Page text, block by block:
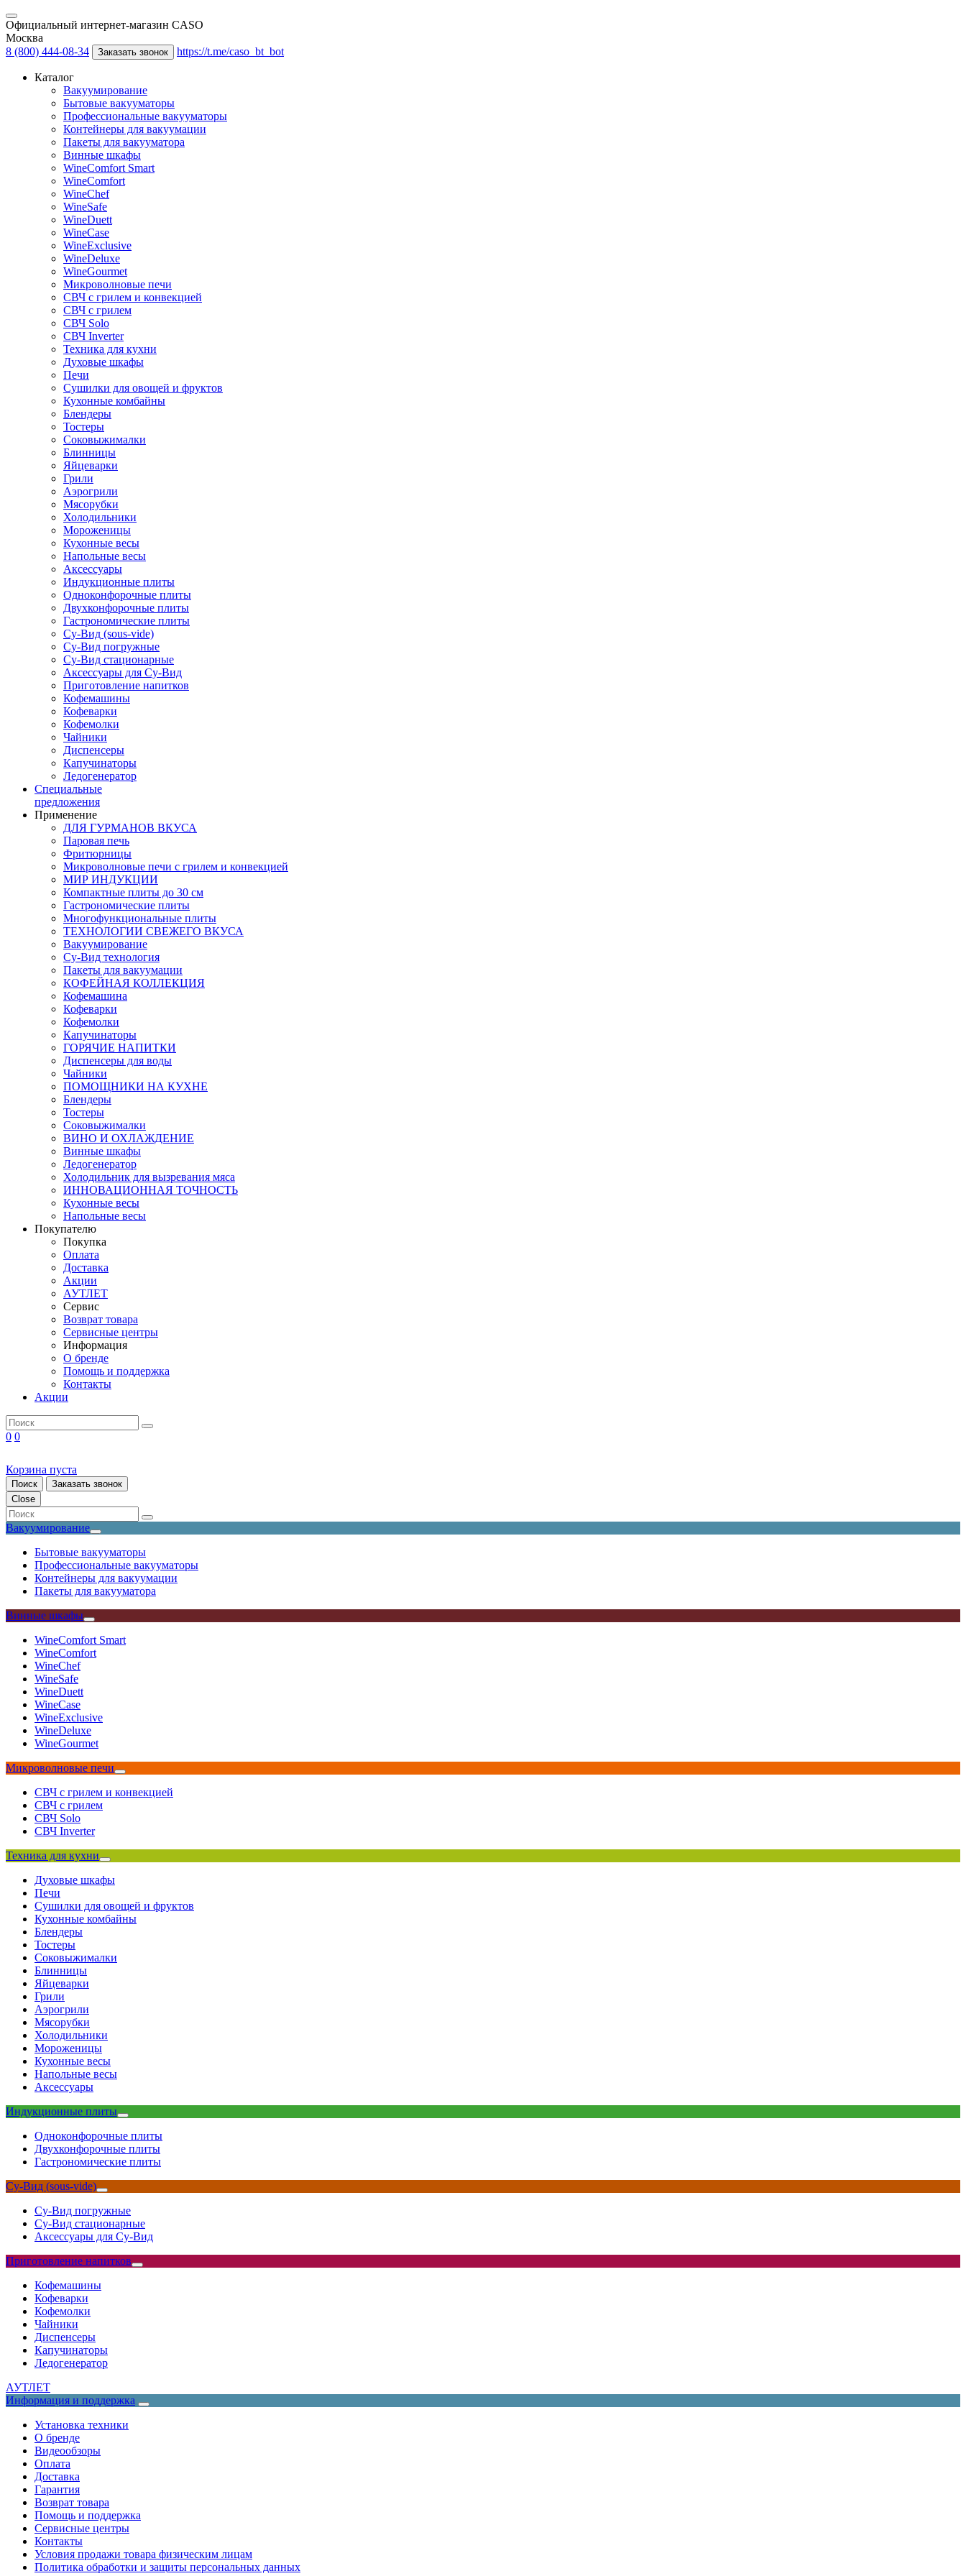
Официальный интернет-магазин CASO
Москва
8 (800) 444-08-34
Заказать звонок https://t.me/caso_bt_bot
Каталог
Вакуумирование
Бытовые вакууматоры
Профессиональные вакууматоры
Контейнеры для вакуумации
Пакеты для вакууматора
Винные шкафы
WineComfort Smart
WineComfort
WineChef
WineSafe
WineDuett
WineCase
WineExclusive
WineDeluxe
WineGourmet
Микроволновые печи
СВЧ с грилем и конвекцией
СВЧ с грилем
СВЧ Solo
СВЧ Inverter
Техника для кухни
Духовые шкафы
Печи
Сушилки для овощей и фруктов
Кухонные комбайны
Блендеры
Тостеры
Соковыжималки
Блинницы
Яйцеварки
Грили
Аэрогрили
Мясорубки
Холодильники
Мороженицы
Кухонные весы
Напольные весы
Аксессуары
Индукционные плиты
Одноконфорочные плиты
Двухконфорочные плиты
Гастрономические плиты
Су-Вид (sous-vide)
Су-Вид погружные
Су-Вид стационарные
Аксессуары для Су-Вид
Приготовление напитков
Кофемашины
Кофеварки
Кофемолки
Чайники
Диспенсеры
Капучинаторы
Ледогенератор
Специальные
предложения
Применение
ДЛЯ ГУРМАНОВ ВКУСА
Паровая печь
Фритюрницы
Микроволновые печи с грилем и конвекцией
МИР ИНДУКЦИИ
Компактные плиты до 30 см
Гастрономические плиты
Многофункциональные плиты
ТЕХНОЛОГИИ СВЕЖЕГО ВКУСА
Вакуумирование
Су-Вид технология
Пакеты для вакуумации
КОФЕЙНАЯ КОЛЛЕКЦИЯ
Кофемашина
Кофеварки
Кофемолки
Капучинаторы
ГОРЯЧИЕ НАПИТКИ
Диспенсеры для воды
Чайники
ПОМОЩНИКИ НА КУХНЕ
Блендеры
Тостеры
Соковыжималки
ВИНО И ОХЛАЖДЕНИЕ
Винные шкафы
Ледогенератор
Холодильник для вызревания мяса
ИННОВАЦИОННАЯ ТОЧНОСТЬ
Кухонные весы
Напольные весы
Покупателю
Покупка
Оплата
Доставка
Акции
АУТЛЕТ
Сервис
Возврат товара
Сервисные центры
Информация
О бренде
Помощь и поддержка
Контакты
Акции
0 0
Корзина пуста
Поиск
Заказать звонок
Close
Вакуумирование
Бытовые вакууматоры
Профессиональные вакууматоры
Контейнеры для вакуумации
Пакеты для вакууматора
Винные шкафы
WineComfort Smart
WineComfort
WineChef
WineSafe
WineDuett
WineCase
WineExclusive
WineDeluxe
WineGourmet
Микроволновые печи
СВЧ с грилем и конвекцией
СВЧ с грилем
СВЧ Solo
СВЧ Inverter
Техника для кухни
Духовые шкафы
Печи
Сушилки для овощей и фруктов
Кухонные комбайны
Блендеры
Тостеры
Соковыжималки
Блинницы
Яйцеварки
Грили
Аэрогрили
Мясорубки
Холодильники
Мороженицы
Кухонные весы
Напольные весы
Аксессуары
Индукционные плиты
Одноконфорочные плиты
Двухконфорочные плиты
Гастрономические плиты
Су-Вид (sous-vide)
Су-Вид погружные
Су-Вид стационарные
Аксессуары для Су-Вид
Приготовление напитков
Кофемашины
Кофеварки
Кофемолки
Чайники
Диспенсеры
Капучинаторы
Ледогенератор
АУТЛЕТ
Информация и поддержка
Установка техники
О бренде
Видеообзоры
Оплата
Доставка
Гарантия
Возврат товара
Помощь и поддержка
Сервисные центры
Контакты
Условия продажи товара физическим лицам
Политика обработки и защиты персональных данных